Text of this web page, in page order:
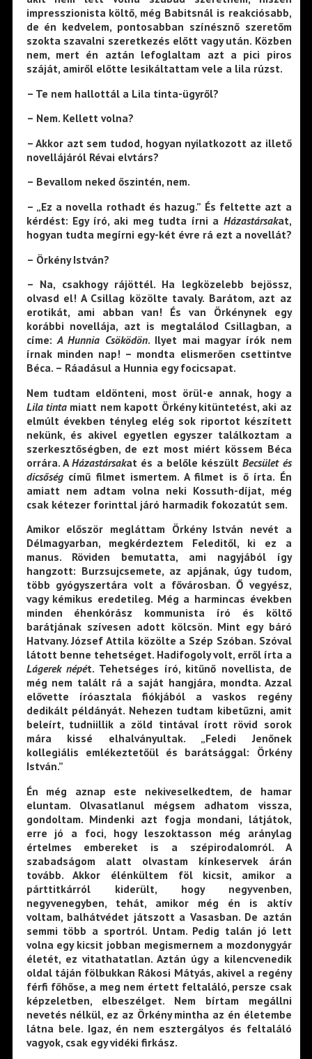
impresszionista költő, még Babitsnál is reakciósabb,
de én kedvelem, pontosabban színésznő szeretőm
szokta szavalni szeretkezés előtt vagy után. Közben
nem, mert én aztán lefoglaltam azt a pici piros
száját, amiről előtte lesikáltattam vele a lila rúzst.
– Te nem hallottál a Lila tinta-ügyről?
– Nem. Kellett volna?
– Akkor azt sem tudod, hogyan nyilatkozott az illető
novellájáról Révai elvtárs?
– Bevallom neked őszintén, nem.
– „Ez a novella rothadt és hazug.” És feltette azt a
kérdést: Egy író, aki meg tudta írni a Házastársakat,
hogyan tudta megírni egy-két évre rá ezt a novellát?
– Örkény István?
– Na, csakhogy rájöttél. Ha legközelebb bejössz,
olvasd el! A Csillag közölte tavaly. Barátom, azt az
erotikát, ami abban van! És van Örkénynek egy
korábbi novellája, azt is megtalálod Csillagban, a
címe:A Hunnia Csöködön. Ilyet mai magyar írók nem
írnak minden nap! – mondta elismerően csettintve
Béca. – Ráadásul a Hunnia egy focicsapat.
Nem tudtam eldönteni, most örül-e annak, hogy a
Lila tintamiatt nem kapott Örkény kitüntetést, aki az
elmúlt években tényleg elég sok riportot készített
nekünk, és akivel egyetlen egyszer találkoztam a
szerkesztőségben, de ezt most miért kössem Béca
orrára. AHázastársakat és a belőle készültBecsület és
dicsőségcímű filmet ismertem. A filmet is ő írta. Én
amiatt nem adtam volna neki Kossuth-díjat, még
csak kétezer forinttal járó harmadik fokozatút sem.
Amikor először megláttam Örkény István nevét a
Délmagyarban, megkérdeztem Feleditől, ki ez a
manus. Röviden bemutatta, ami nagyjából így
hangzott: Burzsujcsemete, az apjának, úgy tudom,
több gyógyszertára volt a fővárosban. Ő vegyész,
vagy kémikus eredetileg. Még a harmincas években
minden éhenkórász kommunista író és költő
barátjának szívesen adott kölcsön. Mint egy báró
Hatvany. József Attila közölte a Szép Szóban. Szóval
látott benne tehetséget. Hadifogoly volt, erről írta a
Lágerek népét. Tehetséges író, kitűnő novellista, de
még nem talált rá a saját hangjára, mondta. Azzal
elővette íróasztala fiókjából a vaskos regény
dedikált példányát. Nehezen tudtam kibetűzni, amit
beleírt, tudniillik a zöld tintával írott rövid sorok
mára kissé elhalványultak. „Feledi Jenőnek
kollegiális emlékeztetőül és barátsággal: Örkény
István.”
Én még aznap este nekiveselkedtem, de hamar
eluntam. Olvasatlanul mégsem adhatom vissza,
gondoltam. Mindenki azt fogja mondani, látjátok,
erre jó a foci, hogy leszoktasson még aránylag
értelmes embereket is a szépirodalomról. A
szabadságom alatt olvastam kínkeservek árán
tovább. Akkor élénkültem föl kicsit, amikor a
párttitkárról kiderült, hogy negyvenben,
negyvenegyben, tehát, amikor még én is aktív
voltam, balhátvédet játszott a Vasasban. De aztán
semmi több a sportról. Untam. Pedig talán jó lett
volna egy kicsit jobban megismernem a mozdonygyár
életét, ez vitathatatlan. Aztán úgy a kilencvenedik
oldal táján fölbukkan Rákosi Mátyás, akivel a regény
férfi főhőse, a meg nem értett feltaláló, persze csak
képzeletben, elbeszélget. Nem bírtam megállni
nevetés nélkül, ez az Örkény mintha az én életembe
látna bele. Igaz, én nem esztergályos és feltaláló
vagyok, csak egy vidéki firkász.